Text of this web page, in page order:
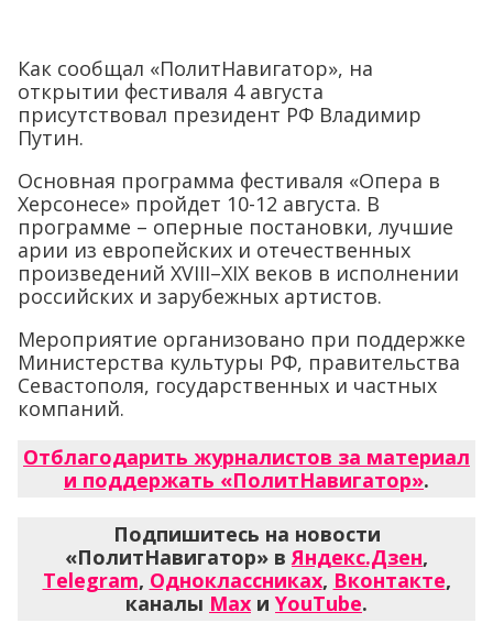
Как сообщал «ПолитНавигатор», на
открытии фестиваля 4 августа
присутствовал президент РФ Владимир
Путин.
Основная программа фестиваля «Опера в
Херсонесе» пройдет 10-12 августа. В
программе – оперные постановки, лучшие
арии из европейских и отечественных
произведений XVIII–XIX веков в исполнении
российских и зарубежных артистов.
Мероприятие организовано при поддержке
Министерства культуры РФ, правительства
Севастополя, государственных и частных
компаний.
Отблагодарить журналистов за материал
и поддержать «ПолитНавигатор».
Подпишитесь на новости
«ПолитНавигатор» в Яндекс.Дзен,
Telegram, Одноклассниках, Вконтакте,
каналы Max и YouTube.